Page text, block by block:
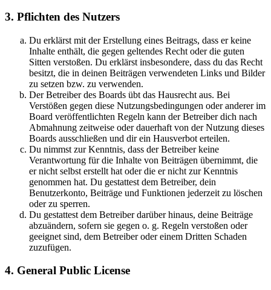
3. Pflichten des Nutzers
Du erklärst mit der Erstellung eines Beitrags, dass er keine
Inhalte enthält, die gegen geltendes Recht oder die guten
Sitten verstoßen. Du erklärst insbesondere, dass du das Recht
besitzt, die in deinen Beiträgen verwendeten Links und Bilder
zu setzen bzw. zu verwenden.
Der Betreiber des Boards übt das Hausrecht aus. Bei
Verstößen gegen diese Nutzungsbedingungen oder anderer im
Board veröffentlichten Regeln kann der Betreiber dich nach
Abmahnung zeitweise oder dauerhaft von der Nutzung dieses
Boards ausschließen und dir ein Hausverbot erteilen.
Du nimmst zur Kenntnis, dass der Betreiber keine
Verantwortung für die Inhalte von Beiträgen übernimmt, die
er nicht selbst erstellt hat oder die er nicht zur Kenntnis
genommen hat. Du gestattest dem Betreiber, dein
Benutzerkonto, Beiträge und Funktionen jederzeit zu löschen
oder zu sperren.
Du gestattest dem Betreiber darüber hinaus, deine Beiträge
abzuändern, sofern sie gegen o. g. Regeln verstoßen oder
geeignet sind, dem Betreiber oder einem Dritten Schaden
zuzufügen.
4. General Public License